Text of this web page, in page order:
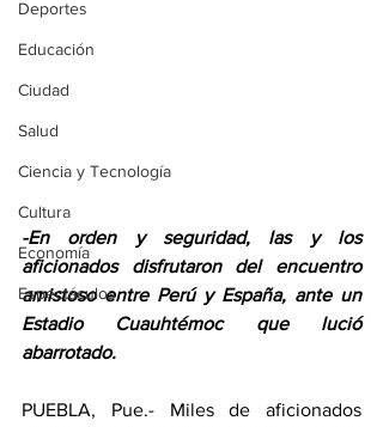
Deportes
Educación
Ciudad
Salud
Ciencia y Tecnología
Cultura
Economía
Espectáculos
​-En orden y seguridad, las y los
aficionados disfrutaron del encuentro
amistoso entre Perú y España, ante un
Estadio Cuauhtémoc que lució
abarrotado.
PUEBLA, Pue.- Miles de aficionados